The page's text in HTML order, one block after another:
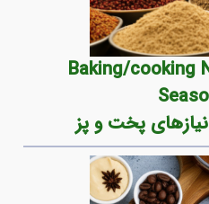
Baking/cooking
پخت و پز